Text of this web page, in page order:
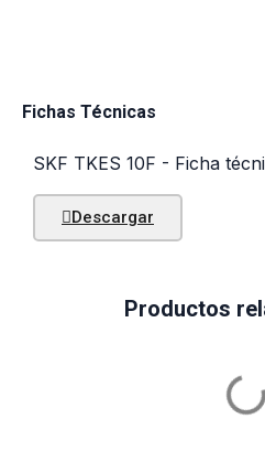
Fichas Técnicas
SKF TKES 10F - Ficha
Descargar
Productos